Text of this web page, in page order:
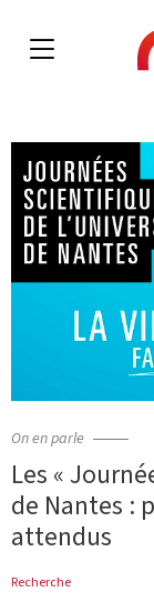
On en parle
Les «
de Nantes :
attendus
Recherche